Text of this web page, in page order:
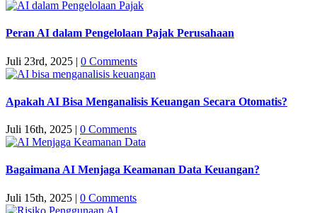
Peran AI dalam Pengelolaan Pajak Perusahaan
Juli 23rd, 2025 | 0 Comments
Apakah AI Bisa Menganalisis Keuangan Secara Otomatis?
Juli 16th, 2025 | 0 Comments
Bagaimana AI Menjaga Keamanan Data Keuangan?
Juli 15th, 2025 | 0 Comments